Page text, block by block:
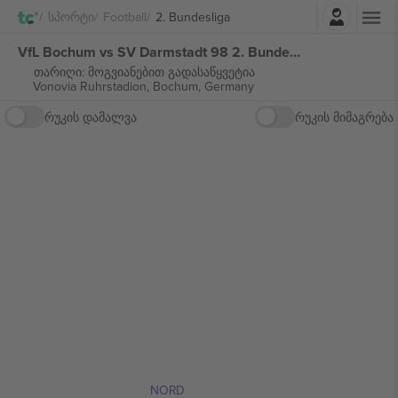
Სპორტი Football 2. Bundesligaშესვლა
VfL Bochum vs SV Darmstadt 98 2. Bundesliga ბილეთი
თარიღი: მოგვიანებით გადასაწყვეტია
Vonovia Ruhrstadion, Bochum, Germany
რუკის დამალვა
რუკის მიმაგრება
NORD